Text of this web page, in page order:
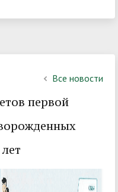
Все новости
первой